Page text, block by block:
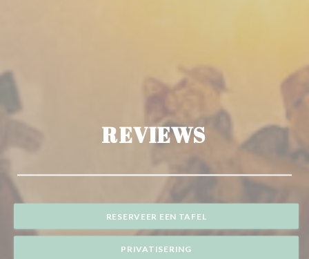
REVIEWS
RESERVEER EEN TAFEL
PRIVATISERING